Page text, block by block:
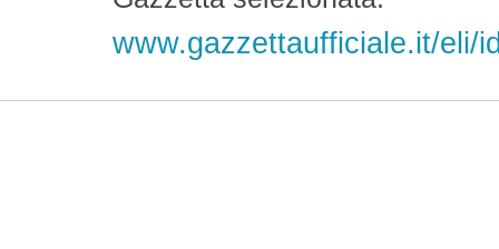
www.gazzettaufficiale.it/eli/